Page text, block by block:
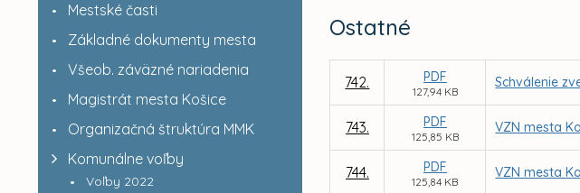
Mestské časti
Základné dokumenty mesta
Všeob. záväzné nariadenia
Magistrát mesta Košice
Organizačná štruktúra MMK
Komunálne voľby
Voľby 2022
Ostatné
742. PDF
127,94 KB
Schválenie
743. PDF
125,85 KB
VZN mesta
744. PDF
125,84 KB
VZN mesta